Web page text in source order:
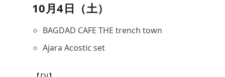
10月4日（土）
BAGDAD CAFE THE trench town
Ajara Acostic set